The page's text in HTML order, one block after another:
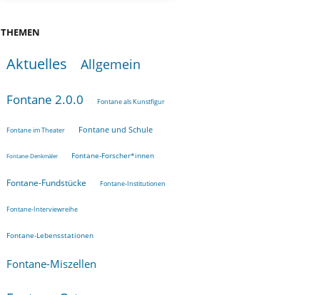
THEMEN
Aktuelles Allgemein
Fontane 2.0.0 Fontane als Kunstfigur
Fontane im Theater Fontane und Schule
Fontane-Denkmäler Fontane-Forscher*innen
Fontane-Fundstücke Fontane-Institutionen
Fontane-Interviewreihe
Fontane-Lebensstationen
Fontane-Miszellen